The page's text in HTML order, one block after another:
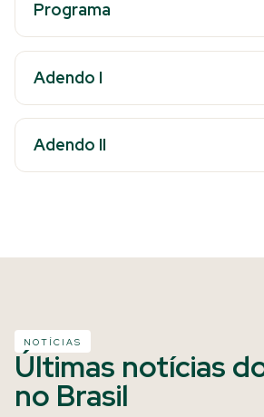
Programa
Adendo I
Adendo II
NOTÍCIAS
Últimas notícias
no Brasil